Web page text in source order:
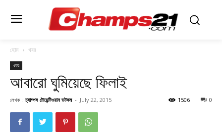
হোম খবর
খবর
আবারো ঘুমিয়েছে ফিলাই
লেখক : চ্যাম্পস টোয়েন্টিওয়ান ডটকম - July 22, 2015 0
1506